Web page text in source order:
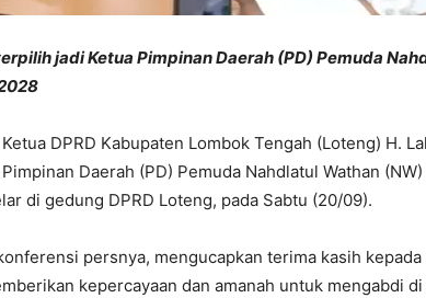
jadi Ketua Pimpinan Daerah (PD) Pemuda
Ketua DPRD Kabupaten Lombok Tengah (Loteng) H.
Daerah (PD) Pemuda Nahdlatul Wathan (NW)
di gedung DPRD Loteng, pada Sabtu (20/09).
persnya, mengucapkan terima kasih kepada
kepercayaan dan amanah untuk mengabdi di